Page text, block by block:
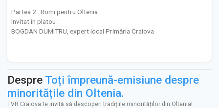
Partea 2 : Romi pentru Oltenia
Invitat în platou :
BOGDAN DUMITRU, expert local Primăria Craiova
Despre Toți împreună-emisiune despre
minoritățile din Oltenia.
TVR Craiova te invită să descoperi tradițiile minorităților din Oltenia!